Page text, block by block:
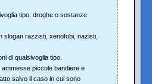
tipo, droghe o sostanze
slogan razzisti, xenofobi, nazisti,
di qualsivoglia tipo.
piccole bandiere e
salvo il caso in cui sono